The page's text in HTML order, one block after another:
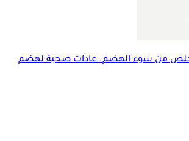
من سوء الهضم. عادات صحية لهضم